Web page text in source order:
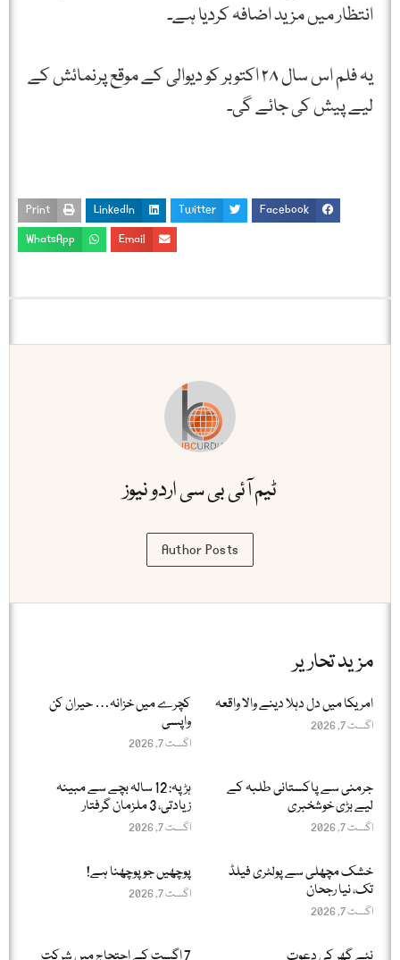
انتظار میں مزید اضافہ کردیا ہے۔
یہ فلم اس سال ۲۸ اکتوبر کو دیوالی کے موقع پرنمائش کے
لیے پیش کی جائے گی۔
Facebook
Twitter
LinkedIn
Print
Email
WhatsApp
ٹیم آئی بی سی اردو نیوز
Author Posts
مزید تحاریر
امریکا میں دل دہلا دینے والا واقعہ
اگست 7, 2026
کچرے میں خزانہ… حیران کن
واپسی
اگست 7, 2026
جرمنی سے پاکستانی طلبہ کے
لیے بڑی خوشخبری
اگست 7, 2026
ہڑپہ: 12 سالہ بچے سے مبینہ
زیادتی، 3 ملزمان گرفتار
اگست 7, 2026
خشک مچھلی سے پولٹری فیلڈ
تک، نیا رجحان
اگست 7, 2026
پوچھیں جو پوچھنا ہے!
اگست 7, 2026